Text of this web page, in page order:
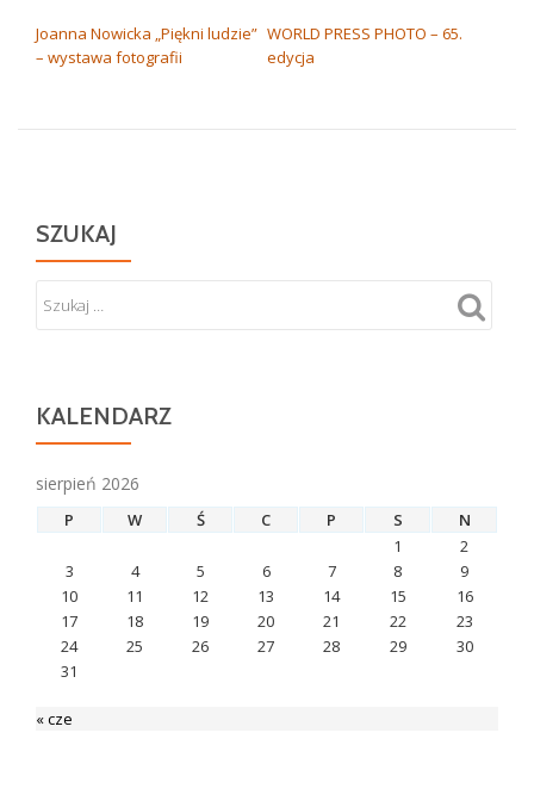
Joanna Nowicka „Piękni ludzie”
– wystawa fotografii
WORLD PRESS PHOTO – 65.
edycja
SZUKAJ
KALENDARZ
sierpień 2026
P W Ś C P S
N
1
2
3
4 5 6 7 8
9
10
11 12 13 14 15
16
17
18 19 20 21 22
23
24
25 26 27 28 29
30
31
« cze